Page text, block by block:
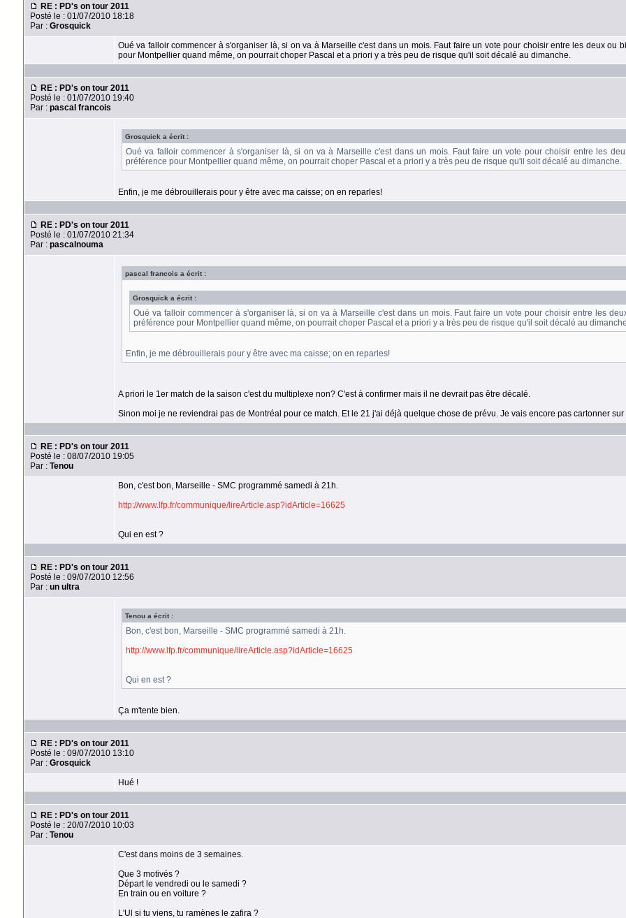
RE : PD's on tour 2011
Posté le : 01/07/2010 18:18
Par : Grosquick
Oué va falloir commencer à s'organiser là, si on va à Marseille c'est dans un mois. Faut faire un vote pour choisir entre les deux ou
pour Montpellier quand même, on pourrait choper Pascal et a priori y a très peu de risque qu'il soit décalé au dimanche.
RE : PD's on tour 2011
Posté le : 01/07/2010 19:40
Par : pascal francois
Grosquick a écrit :
Oué va falloir commencer à s'organiser là, si on va à Marseille c'est dans un mois. Faut faire un vote pour choisir entre les
préférence pour Montpellier quand même, on pourrait choper Pascal et a priori y a très peu de risque qu'il soit décalé au dimanche.
Enfin, je me débrouillerais pour y être avec ma caisse; on en reparles!
RE : PD's on tour 2011
Posté le : 01/07/2010 21:34
Par : pascalnouma
pascal francois a écrit :
Grosquick a écrit :
Oué va falloir commencer à s'organiser là, si on va à Marseille c'est dans un mois. Faut faire un vote pour choisir entre les
préférence pour Montpellier quand même, on pourrait choper Pascal et a priori y a très peu de risque qu'il soit décalé au dimanche.
Enfin, je me débrouillerais pour y être avec ma caisse; on en reparles!
A priori le 1er match de la saison c'est du multiplexe non? C'est à confirmer mais il ne devrait pas être décalé.
Sinon moi je ne reviendrai pas de Montréal pour ce match. Et le 21 j'ai déjà quelque chose de prévu. Je vais encore pas cartonner sur
RE : PD's on tour 2011
Posté le : 08/07/2010 19:05
Par : Tenou
Bon, c'est bon, Marseille - SMC programmé samedi à 21h.
http://www.lfp.fr/communique/lireArticle.asp?idArticle=16625
Qui en est ?
RE : PD's on tour 2011
Posté le : 09/07/2010 12:56
Par : un ultra
Tenou a écrit :
Bon, c'est bon, Marseille - SMC programmé samedi à 21h.
http://www.lfp.fr/communique/lireArticle.asp?idArticle=16625
Qui en est ?
Ça m'tente bien.
RE : PD's on tour 2011
Posté le : 09/07/2010 13:10
Par : Grosquick
Hué !
RE : PD's on tour 2011
Posté le : 20/07/2010 10:03
Par : Tenou
C'est dans moins de 3 semaines.
Que 3 motivés ?
Départ le vendredi ou le samedi ?
En train ou en voiture ?
L'Ul si tu viens, tu ramènes le zafira ?